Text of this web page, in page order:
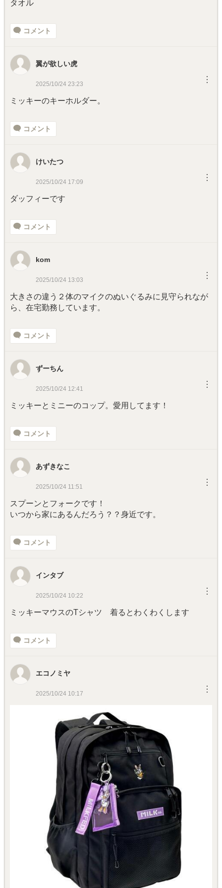
タオル
コメント
翼が欲しい虎
2025/10/24 23:23 ︙
ミッキーのキーホルダー。
コメント
けいたつ
2025/10/24 17:09 ︙
ダッフィーです
コメント
kom
2025/10/24 13:03 ︙
大きさの違う２体のマイクのぬいぐるみに見守られなが
ら、在宅勤務しています。
コメント
ずーちん
2025/10/24 12:41 ︙
ミッキーとミニーのコップ。愛用してます！
コメント
あずきなこ
2025/10/24 11:51 ︙
スプーンとフォークです！
いつから家にあるんだろう？？身近です。
コメント
インタブ
2025/10/24 10:22 ︙
ミッキーマウスのTシャツ 着るとわくわくします
コメント
エコノミヤ
2025/10/24 10:17 ︙